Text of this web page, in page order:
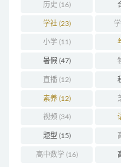
历史 (16)
学社(23)
小学(11)
暑假 (47)
直播(12)
素养(12)
视频 (34)
题型 (15)
高中数学(16)